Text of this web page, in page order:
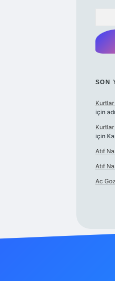
SON
için
için
Atıf
Atıf
Ac